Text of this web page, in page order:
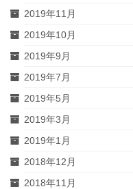
2019年11月
2019年10月
2019年9月
2019年7月
2019年5月
2019年3月
2019年1月
2018年12月
2018年11月